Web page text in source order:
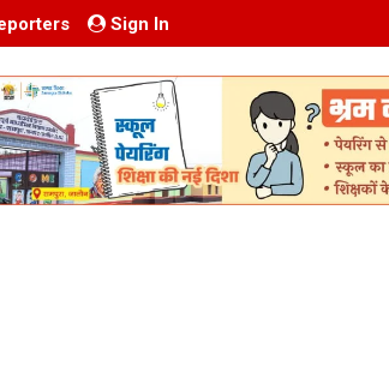
Sign In